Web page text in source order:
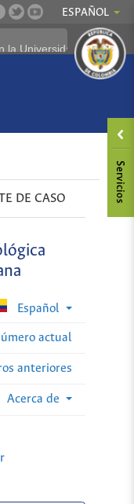
ESPAÑOL
DE CASO
Español
actual
anteriores
Acerca de